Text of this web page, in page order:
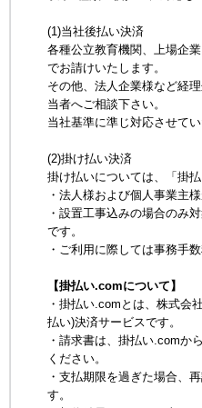
(1)当社後払い決済
各種公立教育機関、上場企
でお請けいたします。
その他、法人企業様など経
当者へご相談下さい。
当社基準に準じ対応させてい
(2)掛け払い決済
掛け払いについては、「掛
・法人様および個人事業主
・設置工事込みの場合のみ
です。
・ご利用に際しては事務手
【掛払い.comについて】
・掛払い.comとは、株式会
払い)決済サービスです。
・請求書は、掛払い.comか
ください。
・支払期限を過ぎた場合、
す。